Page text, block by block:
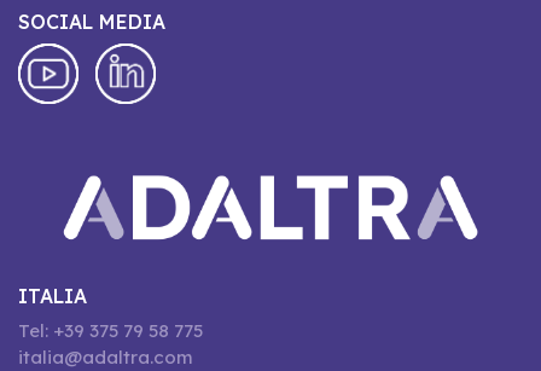
SOCIAL MEDIA
ITALIA
Tel: +39 375 79 58 775
italia@adaltra.com